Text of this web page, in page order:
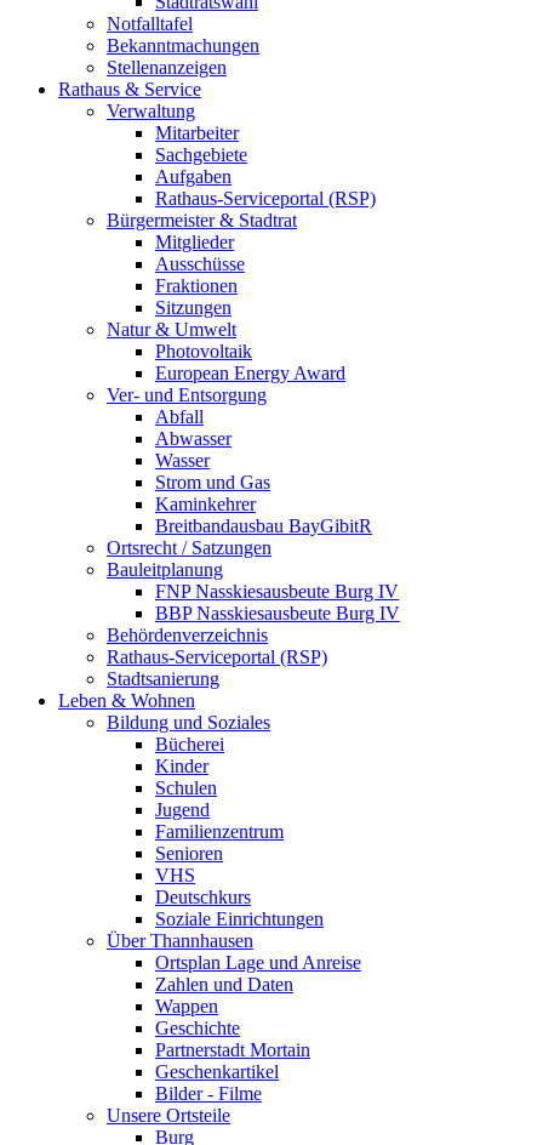
Notfalltafel
Bekanntmachungen
Stellenanzeigen
Rathaus & Service
Verwaltung
Mitarbeiter
Sachgebiete
Aufgaben
Rathaus-Serviceportal (RSP)
Bürgermeister & Stadtrat
Mitglieder
Ausschüsse
Fraktionen
Sitzungen
Natur & Umwelt
Photovoltaik
European Energy Award
Ver- und Entsorgung
Abfall
Abwasser
Wasser
Strom und Gas
Kaminkehrer
Breitbandausbau BayGibitR
Ortsrecht / Satzungen
Bauleitplanung
FNP Nasskiesausbeute Burg IV
BBP Nasskiesausbeute Burg IV
Behördenverzeichnis
Rathaus-Serviceportal (RSP)
Stadtsanierung
Leben & Wohnen
Bildung und Soziales
Bücherei
Kinder
Schulen
Jugend
Familienzentrum
Senioren
VHS
Deutschkurs
Soziale Einrichtungen
Über Thannhausen
Ortsplan Lage und Anreise
Zahlen und Daten
Wappen
Geschichte
Partnerstadt Mortain
Geschenkartikel
Bilder - Filme
Unsere Ortsteile
Burg